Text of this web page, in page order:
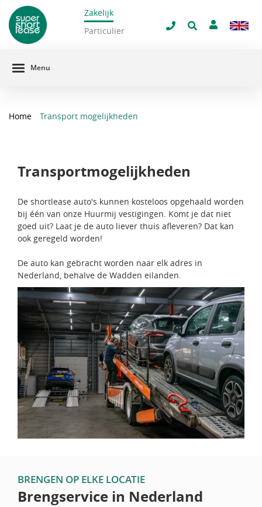
Zakelijk
Particulier
Menu
Home Transport mogelijkheden
Transportmogelijkheden
De shortlease auto's kunnen kosteloos opgehaald worden
bij één van onze Huurmij vestigingen. Komt je dat niet
goed uit? Laat je de auto liever thuis afleveren? Dat kan
ook geregeld worden!
De auto kan gebracht worden naar elk adres in
Nederland, behalve de Wadden eilanden.
BRENGEN OP ELKE LOCATIE
Brengservice in Nederland